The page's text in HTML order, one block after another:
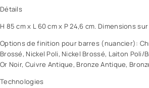
Détails
H 85 cm x L 60 cm x P 24,6 cm. Dimensions
Options de finition pour barres (nuancier):
Brossé, Nickel Poli, Nickel Brossé, Laiton Poli/
Or Noir, Cuivre Antique, Bronze Antique,
Technologies